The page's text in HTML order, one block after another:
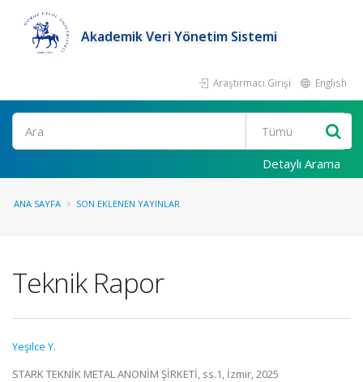
Akademik Veri Yönetim Sistemi
Araştırmacı Girişi English
Ara
Detaylı Arama
ANA SAYFA SON EKLENEN YAYINLAR
Teknik Rapor
Yeşilce Y.
STARK TEKNİK METAL ANONİM ŞİRKETİ, ss.1, İzmir, 2025